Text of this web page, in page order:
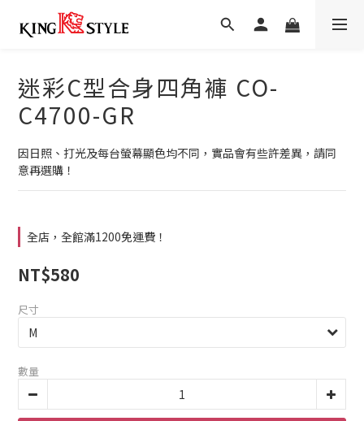
迷彩C型合身四角褲 CO-
C4700-GR
因日照、打光及每台螢幕顯色均不同，實品會有些許差異，請同
意再選購！
全店，全館滿1200免運費！
NT$580
尺寸
數量